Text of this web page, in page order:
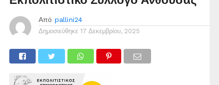
Από pallini24
Δημοσιεύθηκε 17 Δεκεμβρίου, 2025